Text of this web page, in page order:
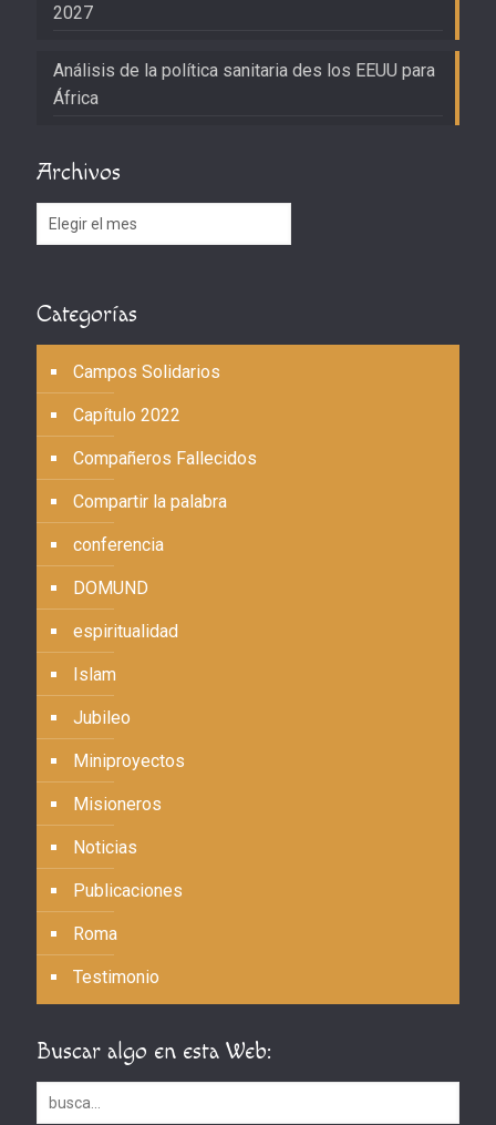
2027
Análisis de la política sanitaria des los EEUU para
África
Archivos
Archivos
Categorías
Campos Solidarios
Capítulo 2022
Compañeros Fallecidos
Compartir la palabra
conferencia
DOMUND
espiritualidad
Islam
Jubileo
Miniproyectos
Misioneros
Noticias
Publicaciones
Roma
Testimonio
Buscar algo en esta Web: